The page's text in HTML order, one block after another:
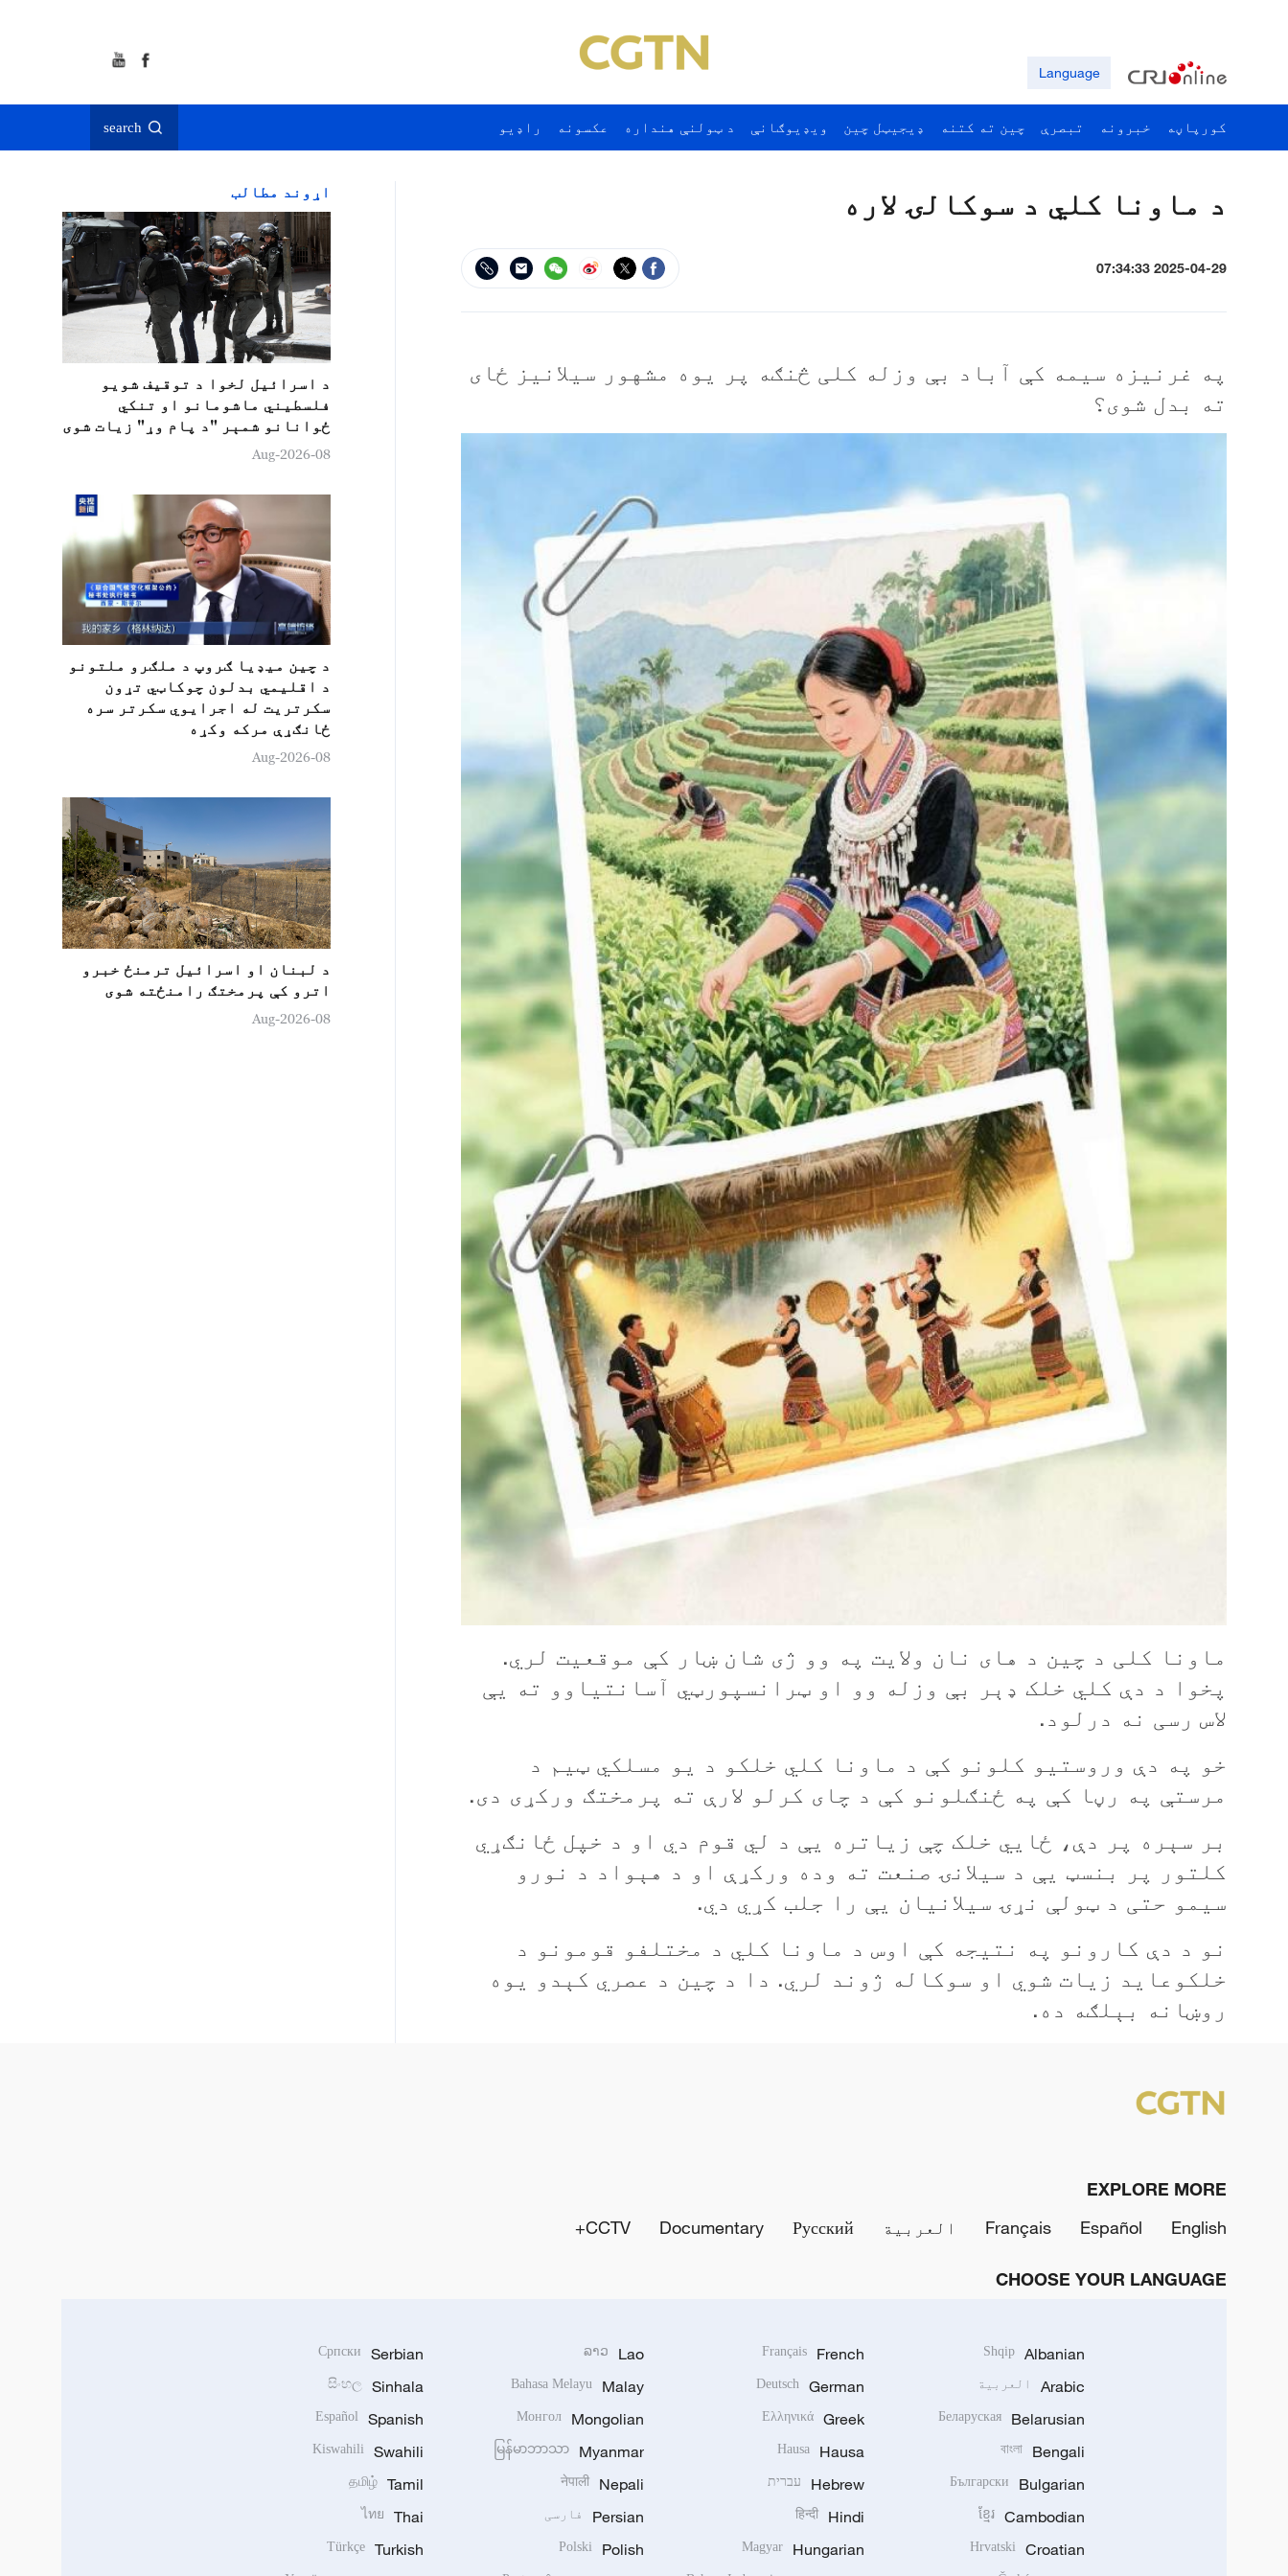
Language
کورپاڼه خبرونه تبصرې چين ته کتنه ډيجيټل چين ويډيوګانې د ټولنې هنداره عکسونه راډيو search
د ماونا کلي د سوکالۍ لاره
2025-04-29 07:34:33
په غرنیزه سیمه کې آباد بې وزله کلی څنګه پر یوه مشهور سیلانیز ځای
ته بدل شوی؟
ماونا کلی د چین د های نان ولایت په وو ژی شان ښار کې موقعیت لري.
پخوا د دې کلي خلک ډېر بې وزله وو او ټرانسپورټي آسانتیاوو ته يې
لاس رسی نه درلود.
خو په دې وروستیو کلونو کې د ماونا کلي خلکو د يو مسلکي ټيم د
مرستې په رڼا کې په ځنګلونو کې د چای کرلو لارې ته پرمختګ ورکړی دی.
بر سېره پر دې، ځايي خلک چې زياتره يې د لي قوم دي او د خپل ځانګړي
کلتور پر بنسټ يې د سیلانۍ صنعت ته وده ورکړې او د هېواد د نورو
سيمو حتی د ټولې نړۍ سیلانیان يې را جلب کړي دي.
نو د دې کارونو په نتیجه کې اوس د ماونا کلي د مختلفو قومونو د
خلکوعاید زیات شوي او سوکاله ژوند لري. دا د چین د عصري کېدو یوه
روښانه بېلګه ده.
اړوند مطالب
د اسرائيل لخوا د توقيف شویو
فلسطیني ماشومانو او تنکي
ځوانانو شمېر "د پام وړ" زیات شوی
08-Aug-2026
د چين ميډيا ګروپ د ملګرو ملتونو
د اقلیمي بدلون چوکاټي تړون
سکرتريت له اجرایوي سکرتر سره
ځانګړې مرکه وکړه
08-Aug-2026
د لبنان او اسرائیل ترمنځ خبرو
اترو کې پرمختګ رامنځته شوی
08-Aug-2026
EXPLORE MORE
English
Español
Français العربية Русский
Documentary
CCTV+
CHOOSE YOUR LANGUAGE
Albanian
Shqip
Arabic العربية
Belarusian
Беларуская
Bengali
বাংলা
Bulgarian
Български
Cambodian
ខ្មែរ
Croatian
Hrvatski
French
Français
German
Deutsch
Greek
Ελληνικά
Hausa
Hausa
Hebrew עברית
Hindi
हिन्दी
Hungarian
Magyar
Lao
ລາວ
Malay
Bahasa Melayu
Mongolian
Монгол
Myanmar
မြန်မာဘာသာ
Nepali
नेपाली
Persian فارسی
Polish
Polski
Serbian
Српски
Sinhala
සිංහල
Spanish
Español
Swahili
Kiswahili
Tamil
தமிழ்
Thai
ไทย
Turkish
Türkçe